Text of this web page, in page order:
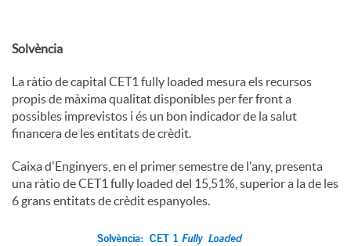
Solvència
La ràtio de capital CET1 fully loaded mesura els recursos
propis de màxima qualitat disponibles per fer front a
possibles imprevistos i és un bon indicador de la salut
financera de les entitats de crèdit.
Caixa d'Enginyers, en el primer semestre de l'any, presenta
una ràtio de CET1 fully loaded del 15,51%, superior a la de les
6 grans entitats de crèdit espanyoles.